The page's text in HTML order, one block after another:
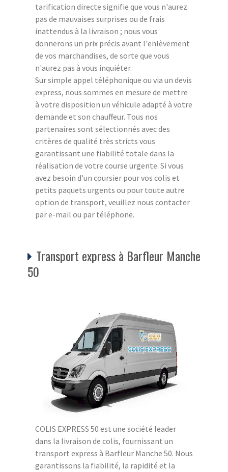
tarification directe signifie que vous n'aurez
pas de mauvaises surprises ou de frais
inattendus à la livraison ; nous vous
donnerons un prix précis avant l'enlèvement
de vos marchandises, de sorte que vous
n'aurez pas à vous inquiéter.
Sur simple appel téléphonique ou via un devis
express, nous sommes en mesure de mettre
à votre disposition un véhicule adapté à votre
demande et son chauffeur. Tous nos
partenaires sont sélectionnés avec des
critères de qualité très stricts vous
garantissant une fiabilité totale dans la
réalisation de votre course urgente. Si vous
avez besoin d'un coursier pour vos colis et
petits paquets urgents ou pour toute autre
option de transport, veuillez nous contacter
par e-mail ou par téléphone.
Transport express à Barfleur Manche
50
COLIS EXPRESS 50 est une société leader
dans la livraison de colis, fournissant un
transport express à Barfleur Manche 50. Nous
garantissons la fiabilité, la rapidité et la